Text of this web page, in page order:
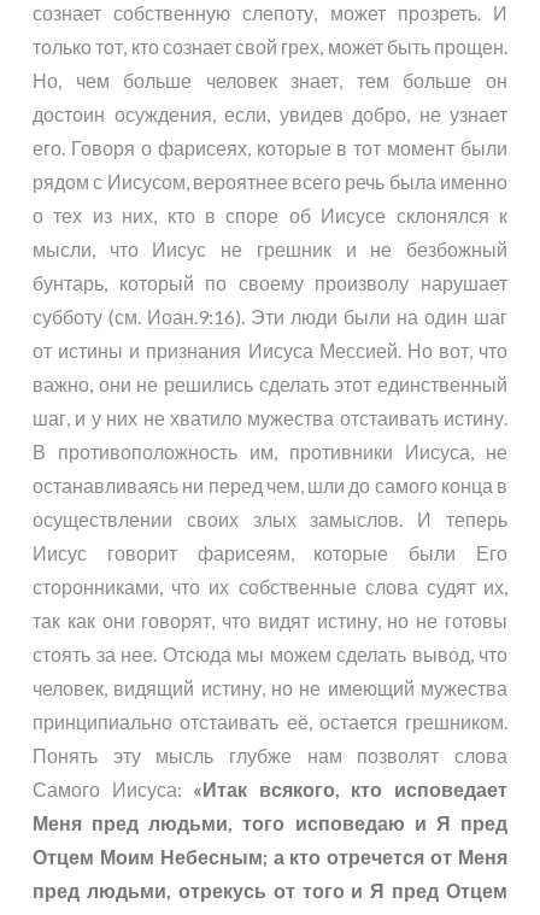
сознает собственную слепоту, может прозреть. И
только тот, кто сознает свой грех, может быть прощен.
Но, чем больше человек знает, тем больше он
достоин осуждения, если, увидев добро, не узнает
его. Говоря о фарисеях, которые в тот момент были
рядом с Иисусом, вероятнее всего речь была именно
о тех из них, кто в споре об Иисусе склонялся к
мысли, что Иисус не грешник и не безбожный
бунтарь, который по своему произволу нарушает
субботу (см. Иоан.9:16). Эти люди были на один шаг
от истины и признания Иисуса Мессией. Но вот, что
важно, они не решились сделать этот единственный
шаг, и у них не хватило мужества отстаивать истину.
В противоположность им, противники Иисуса, не
останавливаясь ни перед чем, шли до самого конца в
осуществлении своих злых замыслов. И теперь
Иисус говорит фарисеям, которые были Его
сторонниками, что их собственные слова судят их,
так как они говорят, что видят истину, но не готовы
стоять за нее. Отсюда мы можем сделать вывод, что
человек, видящий истину, но не имеющий мужества
принципиально отстаивать её, остается грешником.
Понять эту мысль глубже нам позволят слова
Самого Иисуса: «Итак всякого, кто исповедает
Меня пред людьми, того исповедаю и Я пред
Отцем Моим Небесным; а кто отречется от Меня
пред людьми, отрекусь от того и Я пред Отцем